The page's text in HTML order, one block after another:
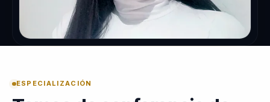
ESPECIALIZACIÓN